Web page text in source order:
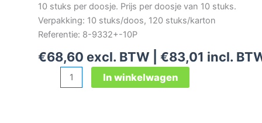
10 stuks per doosje. Prijs per doosje van 10 stuks.
Verpakking: 10 stuks/doos, 120 stuks/karton
Referentie: 8-9332+-10P
€68,60 excl. BTW | €83,01 incl.
In winkelwagen